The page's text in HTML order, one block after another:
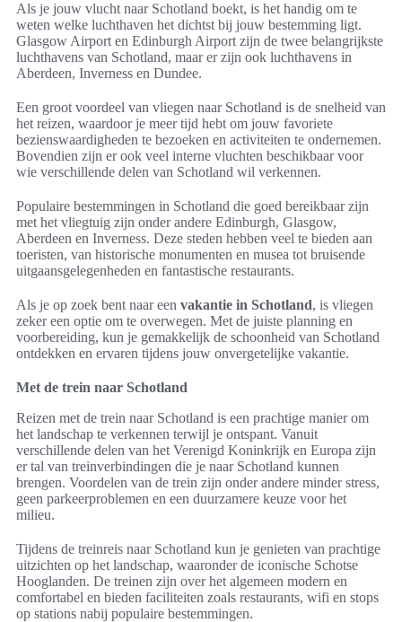
Als je jouw vlucht naar Schotland boekt, is het handig om te
weten welke luchthaven het dichtst bij jouw bestemming ligt.
Glasgow Airport en Edinburgh Airport zijn de twee belangrijkste
luchthavens van Schotland, maar er zijn ook luchthavens in
Aberdeen, Inverness en Dundee.
Een groot voordeel van vliegen naar Schotland is de snelheid van
het reizen, waardoor je meer tijd hebt om jouw favoriete
bezienswaardigheden te bezoeken en activiteiten te ondernemen.
Bovendien zijn er ook veel interne vluchten beschikbaar voor
wie verschillende delen van Schotland wil verkennen.
Populaire bestemmingen in Schotland die goed bereikbaar zijn
met het vliegtuig zijn onder andere Edinburgh, Glasgow,
Aberdeen en Inverness. Deze steden hebben veel te bieden aan
toeristen, van historische monumenten en musea tot bruisende
uitgaansgelegenheden en fantastische restaurants.
Als je op zoek bent naar een vakantie in Schotland, is vliegen
zeker een optie om te overwegen. Met de juiste planning en
voorbereiding, kun je gemakkelijk de schoonheid van Schotland
ontdekken en ervaren tijdens jouw onvergetelijke vakantie.
Met de trein naar Schotland
Reizen met de trein naar Schotland is een prachtige manier om
het landschap te verkennen terwijl je ontspant. Vanuit
verschillende delen van het Verenigd Koninkrijk en Europa zijn
er tal van treinverbindingen die je naar Schotland kunnen
brengen. Voordelen van de trein zijn onder andere minder stress,
geen parkeerproblemen en een duurzamere keuze voor het
milieu.
Tijdens de treinreis naar Schotland kun je genieten van prachtige
uitzichten op het landschap, waaronder de iconische Schotse
Hooglanden. De treinen zijn over het algemeen modern en
comfortabel en bieden faciliteiten zoals restaurants, wifi en stops
op stations nabij populaire bestemmingen.